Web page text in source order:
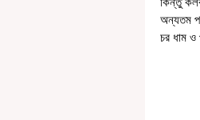
অন্যতম
চর ধাম ও